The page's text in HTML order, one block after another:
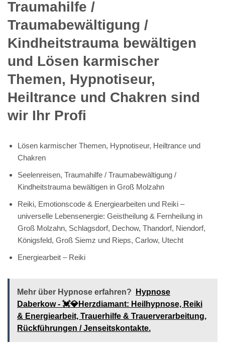
Traumahilfe /
Traumabewältigung /
Kindheitstrauma bewältigen
und Lösen karmischer
Themen, Hypnotiseur,
Heiltrance und Chakren sind
wir Ihr Profi
Lösen karmischer Themen, Hypnotiseur, Heiltrance und
Chakren
Seelenreisen, Traumahilfe / Traumabewältigung /
Kindheitstrauma bewältigen in Groß Molzahn
Reiki, Emotionscode & Energiearbeiten und Reiki –
universelle Lebensenergie: Geistheilung & Fernheilung in
Groß Molzahn, Schlagsdorf, Dechow, Thandorf, Niendorf,
Königsfeld, Groß Siemz und Rieps, Carlow, Utecht
Energiearbeit – Reiki
Mehr über Hypnose erfahren?
Hypnose
Daberkow - 💓️💎Herzdiamant: Heilhypnose, Reiki
& Energiearbeit, Trauerhilfe & Trauerverarbeitung,
Rückführungen / Jenseitskontakte.